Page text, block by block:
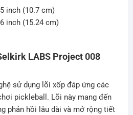
inch (10.7 cm)
inch (15.24 cm)
LABS Project 008
sử dụng lõi xốp đáp ứng các
pickleball. Lõi này mang đến
phản hồi lâu dài và mở rộng tiết